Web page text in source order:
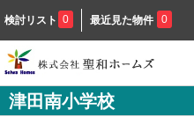
検討リスト 0 最近見た物件 0
津田南小学校